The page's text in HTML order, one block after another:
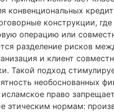
конвенциональных
конструкции,
операцию или
разделение рисков
и клиент
Такой подход
необоснованных
право
этическим нормам: